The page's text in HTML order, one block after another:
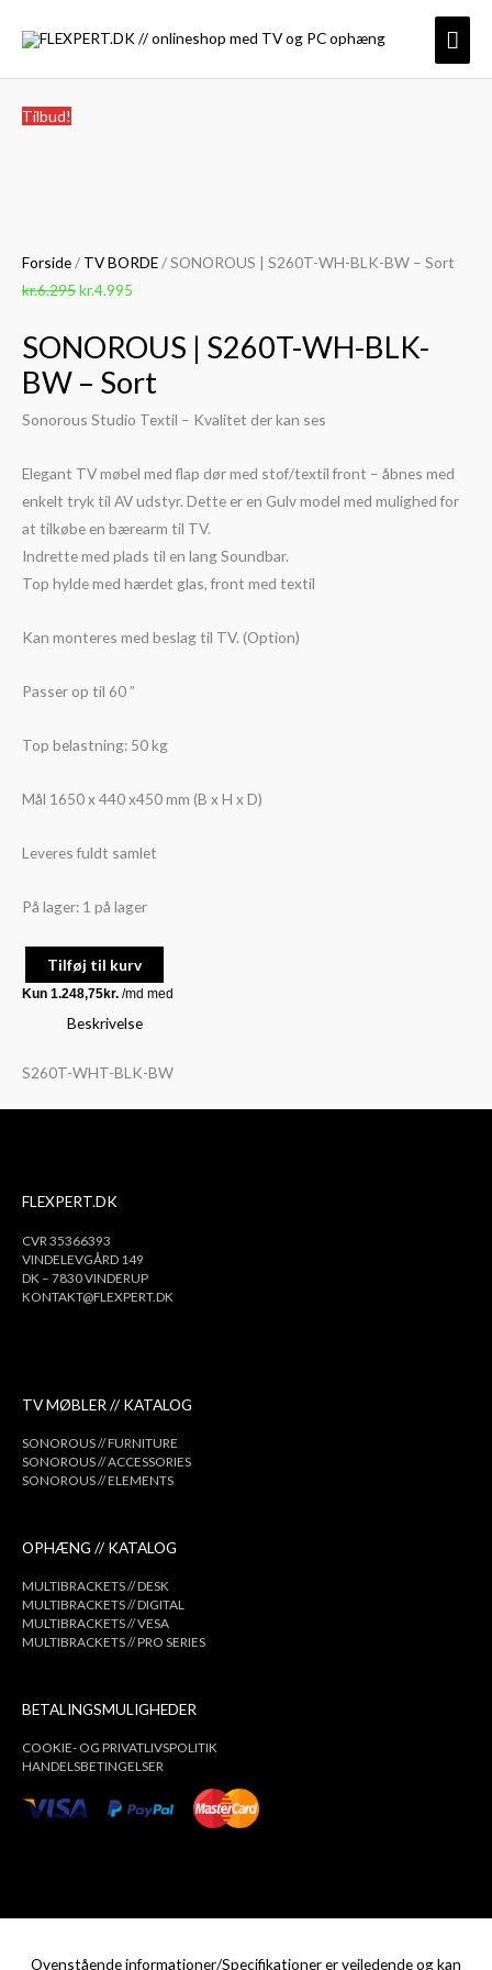
Tilbud!
Forside/ TV BORDE/ SONOROUS | S260T-WH-BLK-BW – Sort
kr.6.295kr.4.995
SONOROUS | S260T-WH-BLK-
BW – Sort
Sonorous Studio Textil – Kvalitet der kan ses
Elegant TV møbel med flap dør med stof/textil front – åbnes med
enkelt tryk til AV udstyr. Dette er en Gulv model med mulighed for
at tilkøbe en bærearm til TV.
Indrette med plads til en lang Soundbar.
Top hylde med hærdet glas, front med textil
Kan monteres med beslag til TV. (Option)
Passer op til 60 ”
Top belastning: 50 kg
Mål 1650 x 440 x450 mm (B x H x D)
Leveres fuldt samlet
På lager: 1 på lager
SONOROUS
antal
Tilføj til kurv
Beskrivelse
S260T-WHT-BLK-BW
FLEXPERT.DK
CVR 35366393
VINDELEVGÅRD 149
DK – 7830 VINDERUP
KONTAKT@FLEXPERT.DK
TV MØBLER // KATALOG
SONOROUS // FURNITURE
SONOROUS // ACCESSORIES
SONOROUS // ELEMENTS
OPHÆNG // KATALOG
MULTIBRACKETS // DESK
MULTIBRACKETS // DIGITAL
MULTIBRACKETS // VESA
MULTIBRACKETS // PRO SERIES
BETALINGSMULIGHEDER
COOKIE- OG PRIVATLIVSPOLITIK
HANDELSBETINGELSER
Ovenstående informationer/Specifikationer er vejledende og kan